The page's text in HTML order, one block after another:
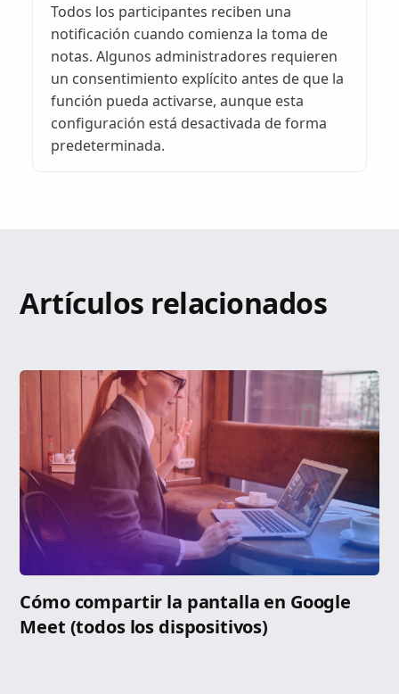
Todos los participantes reciben una
notificación cuando comienza la toma de
notas. Algunos administradores requieren
un consentimiento explícito antes de que la
función pueda activarse, aunque esta
configuración está desactivada de forma
predeterminada.
Artículos relacionados
Cómo compartir la pantalla en Google
Meet (todos los dispositivos)